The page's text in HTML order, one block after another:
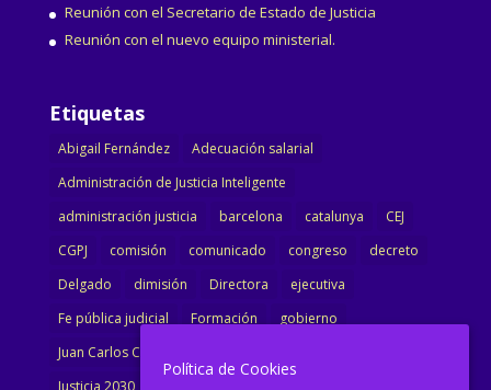
Reunión con el Secretario de Estado de Justicia
Reunión con el nuevo equipo ministerial.
Etiquetas
Abigail Fernández
Adecuación salarial
Administración de Justicia Inteligente
administración justicia
barcelona catalunya
CEJ
CGPJ
comisión comunicado congreso
decreto
Delgado
dimisión Directora
ejecutiva
Fe pública judicial
Formación
gobierno
Juan Carlos Campo
Política de Cookies